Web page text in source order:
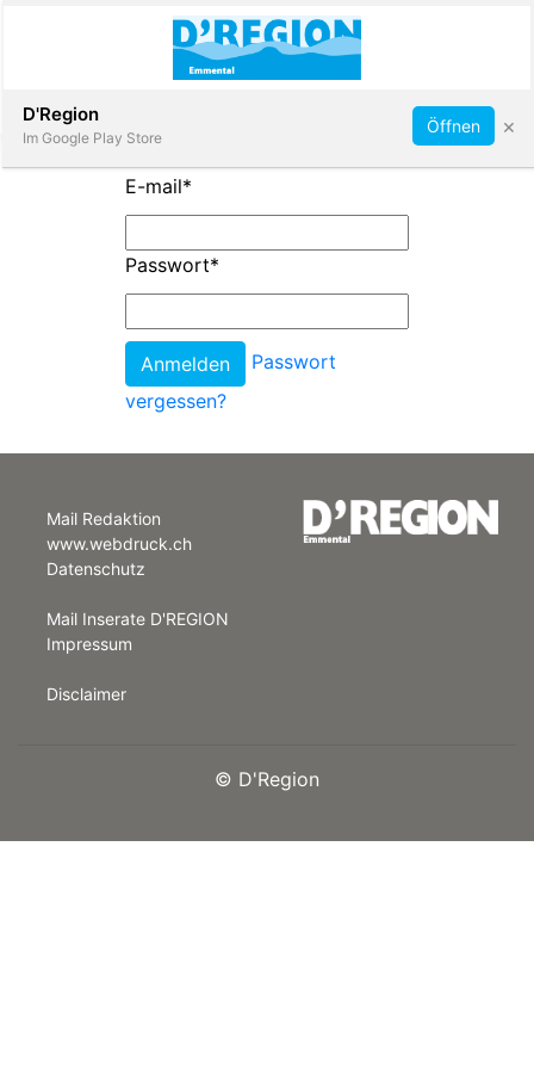
App
Abonnieren
E-mail*
Passwort*
Passwort
vergessen?
Mail Redaktion
www.webdruck.ch
Datenschutz
Mail Inserate D'REGION
Impressum
Disclaimer
© D'Region
D'Region
Im Google Play Store
Öffnen ×